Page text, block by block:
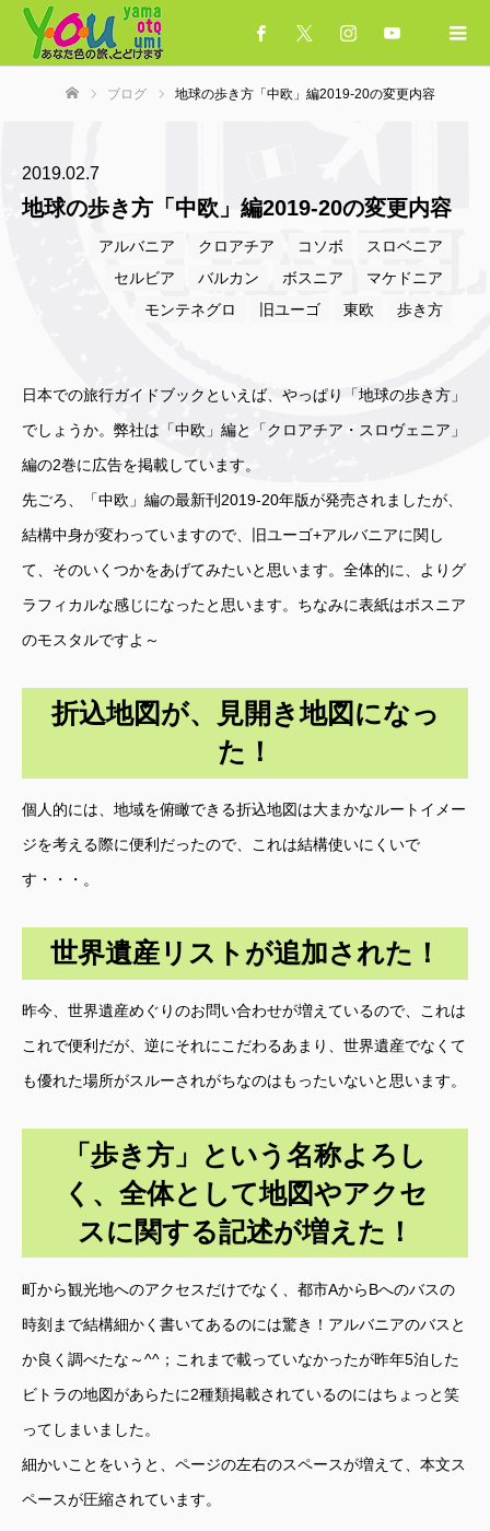
ブログ 地球の歩き方「中欧」編2019-20の変更内容
2019.02.7
地球の歩き方「中欧」編2019-20の変更内容
アルバニア クロアチア コソボ
スロベニア
セルビア
バルカン ボスニア
マケドニア
モンテネグロ
旧ユーゴ 東欧 歩き方
日本での旅行ガイドブックといえば、やっぱり「地球の歩き方」
でしょうか。弊社は「中欧」編と「クロアチア・スロヴェニア」
編の2巻に広告を掲載しています。
先ごろ、「中欧」編の最新刊2019-20年版が発売されましたが、
結構中身が変わっていますので、旧ユーゴ+アルバニアに関し
て、そのいくつかをあげてみたいと思います。全体的に、よりグ
ラフィカルな感じになったと思います。ちなみに表紙はボスニア
のモスタルですよ～
折込地図が、見開き地図になっ
た！
個人的には、地域を俯瞰できる折込地図は大まかなルートイメー
ジを考える際に便利だったので、これは結構使いにくいで
す・・・。
世界遺産リストが追加された！
昨今、世界遺産めぐりのお問い合わせが増えているので、これは
これで便利だが、逆にそれにこだわるあまり、世界遺産でなくて
も優れた場所がスルーされがちなのはもったいないと思います。
「歩き方」という名称よろし
く、全体として地図やアクセ
スに関する記述が増えた！
町から観光地へのアクセスだけでなく、都市AからBへのバスの
時刻まで結構細かく書いてあるのには驚き！アルバニアのバスと
か良く調べたな～^^；これまで載っていなかったが昨年5泊した
ビトラの地図があらたに2種類掲載されているのにはちょっと笑
ってしまいました。
細かいことをいうと、ページの左右のスペースが増えて、本文ス
ペースが圧縮されています。